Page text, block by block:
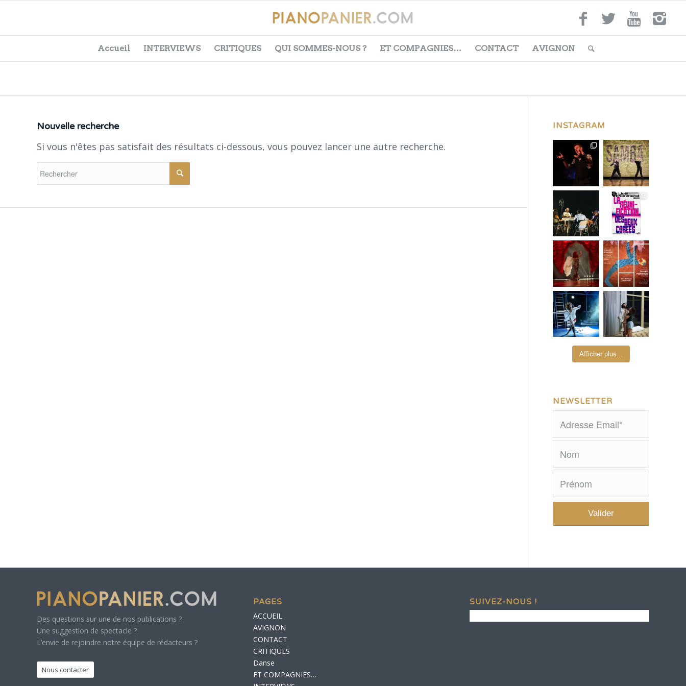
Accueil INTERVIEWS CRITIQUES QUI SOMMES-NOUS ? ET COMPAGNIES… CONTACT AVIGNON
Nouvelle recherche
Si vous n'êtes pas satisfait des résultats ci-dessous, vous pouvez lancer une autre recherche.
INSTAGRAM
Afficher plus...
NEWSLETTER
Des questions sur une de nos publications ?
Une suggestion de spectacle ?
L’envie de rejoindre notre équipe de rédacteurs ?
Nous contacter
PAGES
ACCUEIL
AVIGNON
CONTACT
CRITIQUES
Danse
ET COMPAGNIES…
SUIVEZ-NOUS !